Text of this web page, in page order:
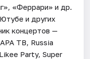
«Феррари» и др.
и других
концертов —
ТВ, Russia
Party, Super